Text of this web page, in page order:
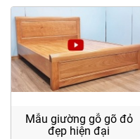
Sản
Phẩm
Khác
ThiệuMẫu giường gỗ gõ đỏ
đẹp hiện đại